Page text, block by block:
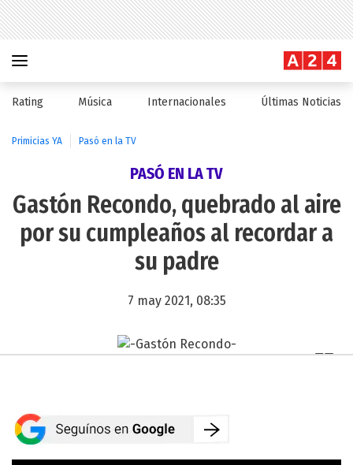
Rating Música Internacionales Últimas Noticias
Primicias YA Pasó en la TV
PASÓ EN LA TV
Gastón Recondo, quebrado al aire
por su cumpleaños al recordar a
su padre
7 may 2021, 08:35